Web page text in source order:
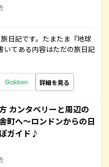
日記です。たまたま『地球
いてある内容はただの旅日記
詳細を見る
カンタベリーと周辺の
町へ～ロンドンからの日
ガイド♪